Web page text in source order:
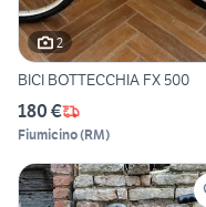
2
BICI BOTTECCHIA FX 500
180 €
Fiumicino(RM)